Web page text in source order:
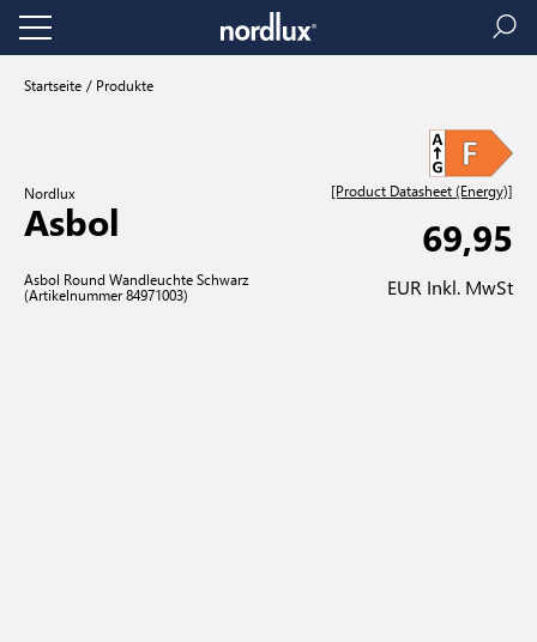
Startseite Produkte
Nordlux
Asbol
Asbol Round Wandleuchte Schwarz
(Artikelnummer 84971003)
[Product Datasheet (Energy)]
69,95
EUR Inkl. MwSt